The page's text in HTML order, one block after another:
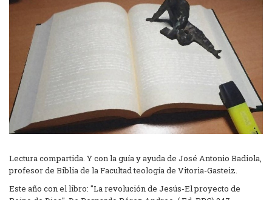
Lectura compartida. Y con la guía y ayuda de José Antonio Badiola,
profesor de Biblia de la Facultad teología de Vitoria-Gasteiz.
Este año con el libro: "La revolución de Jesús-El proyecto de